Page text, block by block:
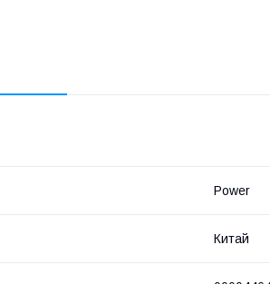
Power
Китай